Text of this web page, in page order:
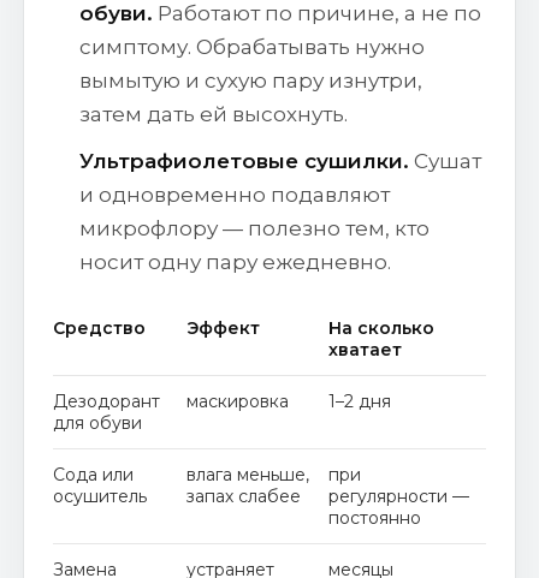
обуви. Работают по причине, а не по
симптому. Обрабатывать нужно
вымытую и сухую пару изнутри,
затем дать ей высохнуть.
Ультрафиолетовые сушилки. Сушат
и одновременно подавляют
микрофлору — полезно тем, кто
носит одну пару ежедневно.
Средство Эффект
На сколько
хватает
Дезодорант
для обуви
маскировка 1–2 дня
Сода или
осушитель
влага меньше,
запах слабее
при
регулярности —
постоянно
Замена устраняет месяцы